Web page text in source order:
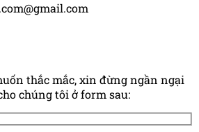
thắc mắc, xin đừng ngần ngại
chúng tôi ở form sau: